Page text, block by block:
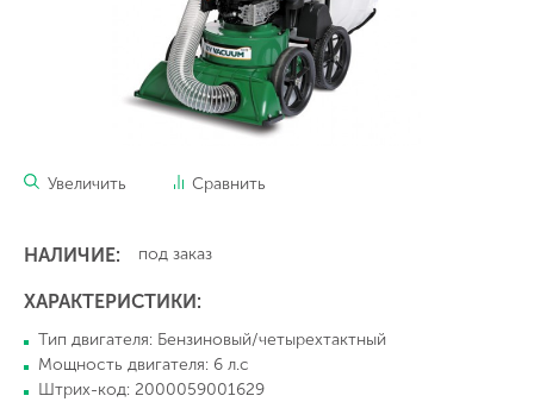
Увеличить Сравнить
НАЛИЧИЕ: под заказ
ХАРАКТЕРИСТИКИ:
Тип двигателя: Бензиновый/четырехтактный
Мощность двигателя: 6 л.с
Штрих-код: 2000059001629